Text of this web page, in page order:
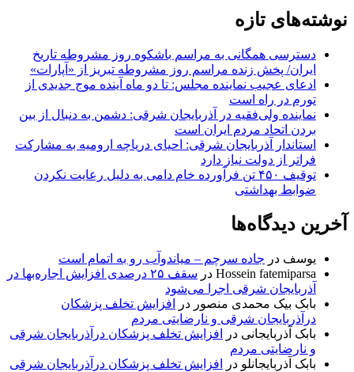
نوشته‌های تازه
دسترسی همگانی به مراسم باشکوه روز مشروطه تاریخ
ایران/ پخش زنده مراسم روز مشروطه تبریز از «آپارات»
ادعای عجیب نماینده مجلس: تا دو ماه آینده موج جدیدی از
تورم در راه است
نماینده ولی‌فقیه در آذربایجان شرقی: دشمن به دنبال از بین
بردن اتحاد مردم ایران است
استاندار آذربایجان شرقی: احیای دریاچه ارومیه به مشارکت
فراتر از دولت نیاز دارد
توقیف ۴۵۰ تن فرآورده خام دامی به دلیل رعایت نکردن
ضوابط بهداشتی
آخرین دیدگاه‌ها
یوسف در جاده سرچم – میاندوآب رو به اتمام است
Hossein fatemiparsa در
سقف ۲۵ درصدی افزایش اجاره‌بها در
آذربایجان شرقی اجرا می‌شود
بابک بیک محمدی منصور در
افزایش تخلف پزشکان
درآذربایجان شرقی و نارضایتی مردم
بابک آذربایجانی در
افزایش تخلف پزشکان درآذربایجان شرقی
و نارضایتی مردم
بابک آذربایجانلو در
افزایش تخلف پزشکان درآذربایجان شرقی